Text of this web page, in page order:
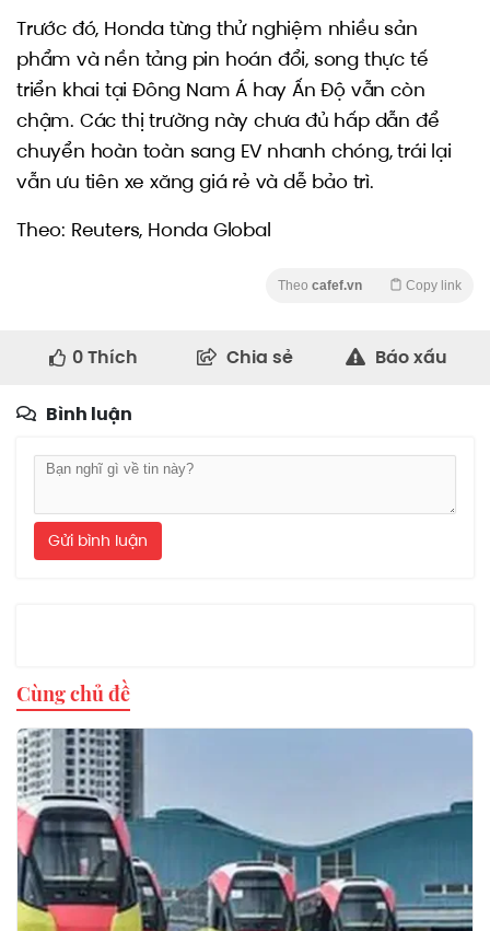
Trước đó, Honda từng thử nghiệm nhiều sản
phẩm và nền tảng pin hoán đổi, song thực tế
triển khai tại Đông Nam Á hay Ấn Độ vẫn còn
chậm. Các thị trường này chưa đủ hấp dẫn để
chuyển hoàn toàn sang EV nhanh chóng, trái lại
vẫn ưu tiên xe xăng giá rẻ và dễ bảo trì.
Theo: Reuters, Honda Global
Theo cafef.vn Copy link
0Thích Chia sẻ Báo xấu
Bình luận
Gửi bình luận
Cùng chủ đề